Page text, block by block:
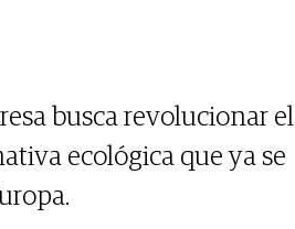
busca revolucionar el
ecológica que ya se